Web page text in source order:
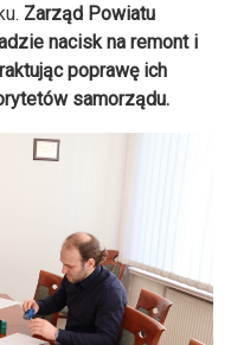
Zarząd Powiatu
nacisk na remont i
poprawę ich
samorządu.